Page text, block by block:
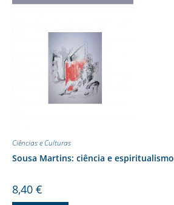
Ciências e Culturas
Sousa Martins: ciência e espiritualismo
8,40 €